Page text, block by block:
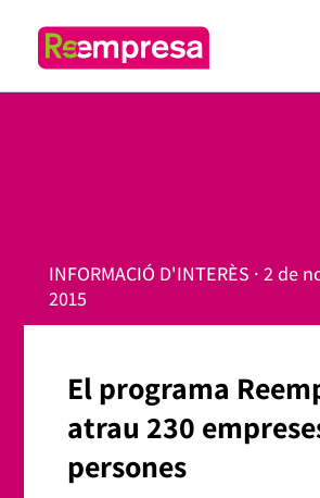
INFORMACIÓ D'INTERÈS · 2 de
2015
El programa
atrau 230
persones